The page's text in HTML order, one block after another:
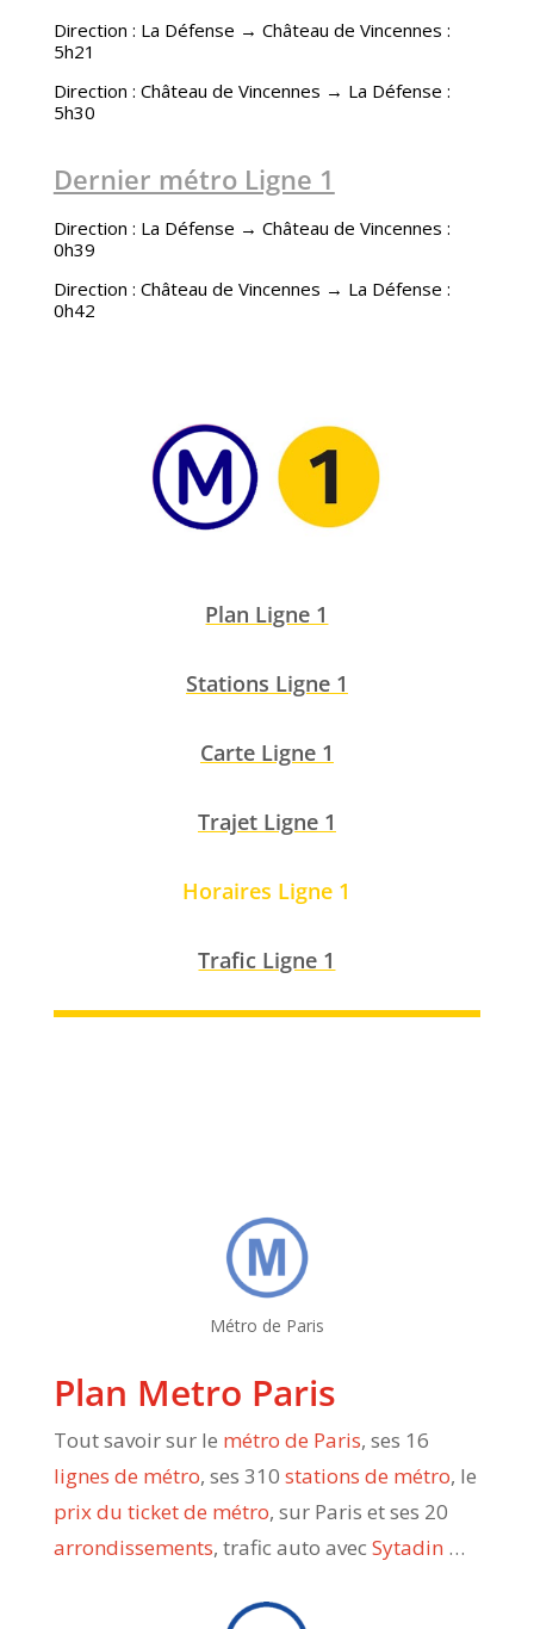
Direction : La Défense → Château de Vincennes :
5h21
Direction : Château de Vincennes → La Défense :
5h30
Dernier métro Ligne 1
Direction : La Défense → Château de Vincennes :
0h39
Direction : Château de Vincennes → La Défense :
0h42
Plan Ligne 1
Stations Ligne 1
Carte Ligne 1
Trajet Ligne 1
Horaires Ligne 1
Trafic Ligne 1
Métro de Paris
Plan Metro Paris
Tout savoir sur le métro de Paris, ses 16
lignes de métro, ses 310 stations de métro, le
prix du ticket de métro, sur Paris et ses 20
arrondissements, trafic auto avec Sytadin …